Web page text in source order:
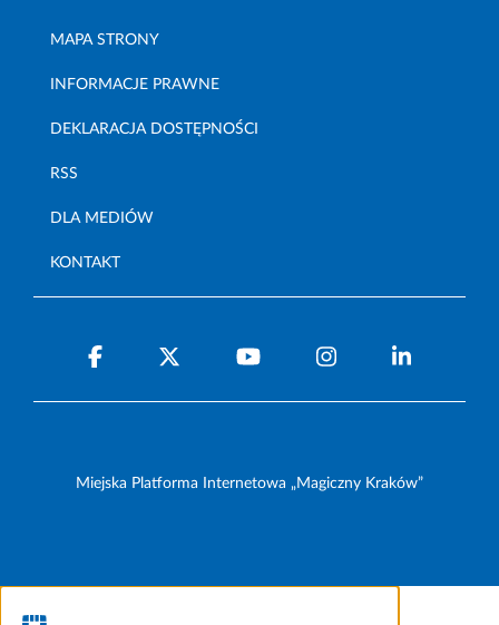
MAPA STRONY
INFORMACJE PRAWNE
DEKLARACJA DOSTĘPNOŚCI
RSS
DLA MEDIÓW
KONTAKT
Miejska Platforma Internetowa „Magiczny Kraków”